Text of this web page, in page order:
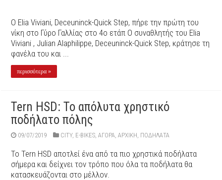
Ο Elia Viviani, Deceuninck-Quick Step, πήρε την πρώτη του
νίκη στο Γύρο Γαλλίας στο 4ο ετάπ O συναθλητής του Elia
Viviani , Julian Alaphilippe, Deceuninck-Quick Step, κράτησε τη
φανέλα του και ...
περισσότερα »
Tern HSD: Το απόλυτα χρηστικό
ποδήλατο πόλης
09/07/2019 CITY, E-BIKES ,ΑΓΟΡΑ ,ΑΡΧΙΚΉ ΠΟΔΉΛΑΤΑ
Το Tern HSD αποτλεί ένα από τα πιο χρηστικά ποδήλατα
σήμερα και δείχνει τον τρόπο που όλα τα ποδήλατα θα
κατασκευάζονται στο μέλλον.